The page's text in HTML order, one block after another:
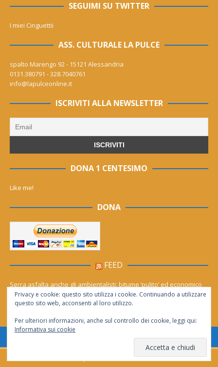
SEGUIMI SU TWITTER
I miei Cinguettii
ASS. CULTURALE LA PULCE
spalto Marengo 92 - 15121 Alessandria
0131.380791 - 328.7040761
info@lapulceonline.it
ISCRIVITI ALLA NEWSLETTER
DONA 1 CENTESIMO
Like me!
DONA
FEED
Serra asfalta anche gli ambientalisti: bitume ‘pulito’ ed economico
Le migliori agenzie Meta Ads in Italia nel 2026
Consentita la riproduzione solo se citata la fonte
Privacy e cookie: questo sito utilizza i cookie. Continuando a utilizzare
questo sito web, acconsenti al loro utilizzo.
Per ulteriori informazioni, anche sul controllo dei cookie, leggi qui:
Informativa sui cookie